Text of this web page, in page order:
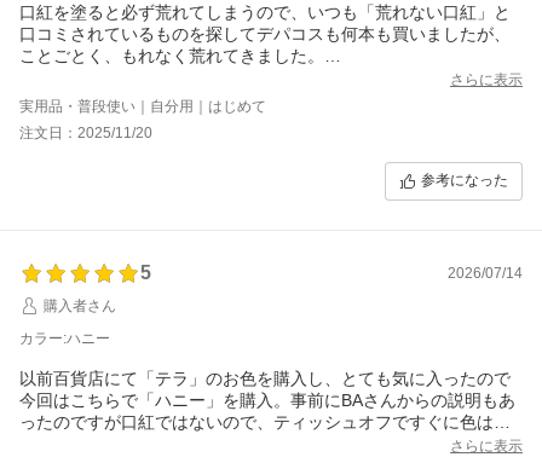
口紅を塗ると必ず荒れてしまうので、いつも「荒れない口紅」と
口コミされているものを探してデパコスも何本も買いましたが、
ことごとく、もれなく荒れてきました。
こちらをSNSで紹介されているのを見つけて「これもどうせダメ
かな…」と思ったのですが、みなさんの口コミを読んでいたらど
うしても欲しくなりました。
お値段がお高めなのでドキドキしながら試したところ、大丈夫で
私の場合ですが、食事をしなければ3時間から4時間ぐらい経って
ローズにしました。
自分の唇に近いのか、あんまり印象が変わらないのが少し残念で
すが、塗るとツヤが出てナチュラルな仕上がりです。
さらに表示
実用品・普段使い｜自分用｜はじめて
注文日：2025/11/20
参考になった
5
2026/07/14
購入者さん
カラー:ハニー
以前百貨店にて「テラ」のお色を購入し、とても気に入ったので
今回はこちらで「ハニー」を購入。事前にBAさんからの説明もあ
ったのですが口紅ではないので、ティッシュオフですぐに色は取
さらに表示